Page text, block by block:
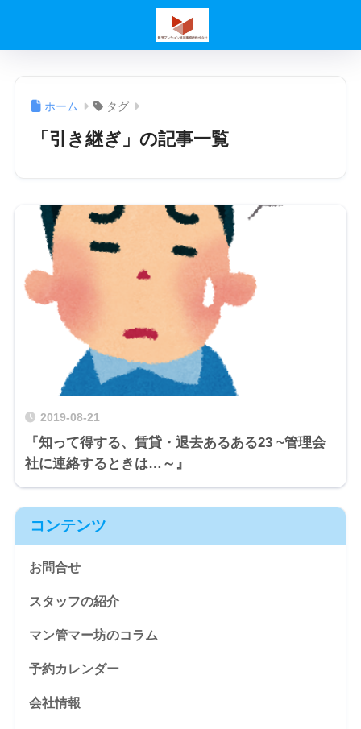
ホーム タグ
「引き継ぎ」の記事一覧
2019-08-21
『知って得する、賃貸・退去あるある23 ~管理会
社に連絡するときは…～』
コンテンツ
お問合せ
スタッフの紹介
マン管マー坊のコラム
予約カレンダー
会社情報